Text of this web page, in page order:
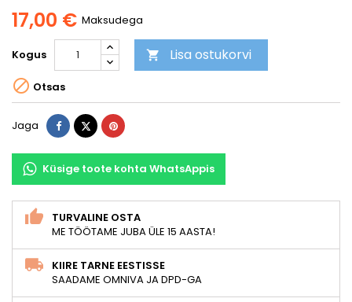
17,00 € Maksudega
Kogus  Lisa ostukorvi
 Otsas
Jaga Jaga TweetPinterest
Küsige toote kohta WhatsAppis
TURVALINE OSTA
ME TÖÖTAME JUBA ÜLE 15 AASTA!
KIIRE TARNE EESTISSE
SAADAME OMNIVA JA DPD-GA